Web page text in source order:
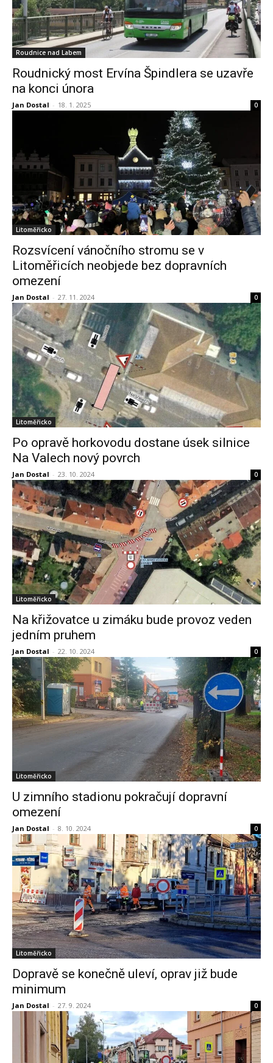
Roudnice nad Labem
Roudnický most Ervína Špindlera se uzavře
na konci února
Jan Dostal - 18. 1. 2025 0
Litoměřicko
Rozsvícení vánočního stromu se v
Litoměřicích neobjede bez dopravních
omezení
Jan Dostal - 27. 11. 2024 0
Litoměřicko
Po opravě horkovodu dostane úsek silnice
Na Valech nový povrch
Jan Dostal - 23. 10. 2024 0
Litoměřicko
Na křižovatce u zimáku bude provoz veden
jedním pruhem
Jan Dostal - 22. 10. 2024 0
Litoměřicko
U zimního stadionu pokračují dopravní
omezení
Jan Dostal - 8. 10. 2024 0
Litoměřicko
Dopravě se konečně uleví, oprav již bude
minimum
Jan Dostal - 27. 9. 2024 0